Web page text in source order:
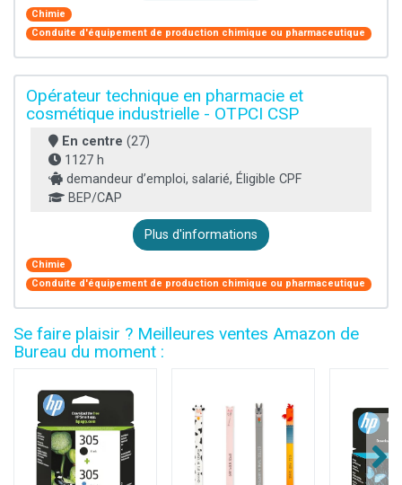
Chimie
Conduite d'équipement de production chimique ou pharmaceutique
Opérateur technique en pharmacie et
cosmétique industrielle - OTPCI CSP
En centre (27)
1127 h
demandeur d’emploi, salarié, Éligible CPF
BEP/CAP
Plus d'informations
Chimie
Conduite d'équipement de production chimique ou pharmaceutique
Se faire plaisir ? Meilleures ventes Amazon de
Bureau du moment :